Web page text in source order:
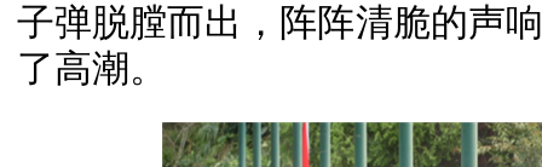
子弹脱膛而出，阵阵清脆的声
了高潮。